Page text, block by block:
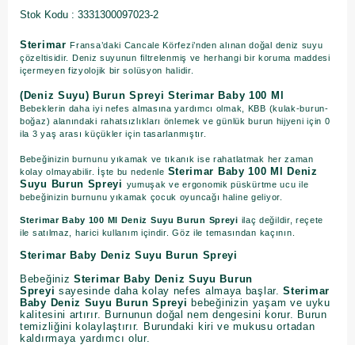
Stok Kodu
3331300097023-2
SterimarFransa’daki Cancale Körfezi’nden alınan doğal deniz suyu
çözeltisidir. Deniz suyunun filtrelenmiş ve herhangi bir koruma maddesi
içermeyen fizyolojik bir solüsyon halidir.
(Deniz Suyu) Burun Spreyi Sterimar Baby 100 Ml
Bebeklerin daha iyi nefes almasına yardımcı olmak, KBB (kulak-burun-
boğaz) alanındaki rahatsızlıkları önlemek ve günlük burun hijyeni için 0
ila 3 yaş arası küçükler için tasarlanmıştır.
Bebeğinizin burnunu yıkamak ve tıkanık ise rahatlatmak her zaman
kolay olmayabilir. İşte bu nedenle Sterimar Baby 100 Ml Deniz
Suyu Burun Spreyi yumuşak ve ergonomik püskürtme ucu ile
bebeğinizin burnunu yıkamak çocuk oyuncağı haline geliyor.
Sterimar Baby 100 Ml Deniz Suyu Burun Spreyi ilaç değildir, reçete
ile satılmaz, harici kullanım içindir. Göz ile temasından kaçının.
Sterimar Baby Deniz Suyu Burun Spreyi
Bebeğiniz Sterimar Baby Deniz Suyu Burun
Spreyi sayesinde daha kolay nefes almaya başlar.Sterimar
Baby Deniz Suyu Burun Spreyi bebeğinizin yaşam ve uyku
kalitesini artırır. Burnunun doğal nem dengesini korur. Burun
temizliğini kolaylaştırır. Burundaki kiri ve mukusu ortadan
kaldırmaya yardımcı olur.